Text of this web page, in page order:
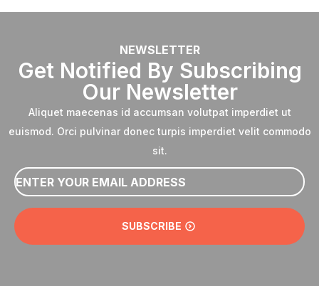
NEWSLETTER
Get Notified By Subscribing
Our Newsletter
Aliquet maecenas id accumsan volutpat imperdiet ut
euismod. Orci pulvinar donec turpis imperdiet velit commodo
sit.
Email
*
SUBSCRIBE